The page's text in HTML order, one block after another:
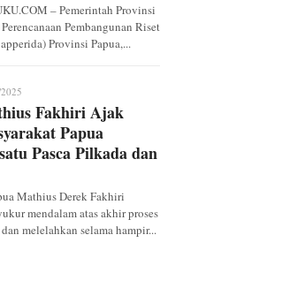
– Pemerintah Provinsi
Pembangunan Riset
Provinsi Papua,...
Fakhiri Ajak
Papua
Pasca Pilkada dan
Mathius Derek Fakhiri
mendalam atas akhir proses
melelahkan selama hampir...